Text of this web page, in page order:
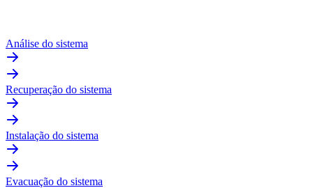
Análise do sistema
Recuperação do sistema
Instalação do sistema
Evacuação do sistema